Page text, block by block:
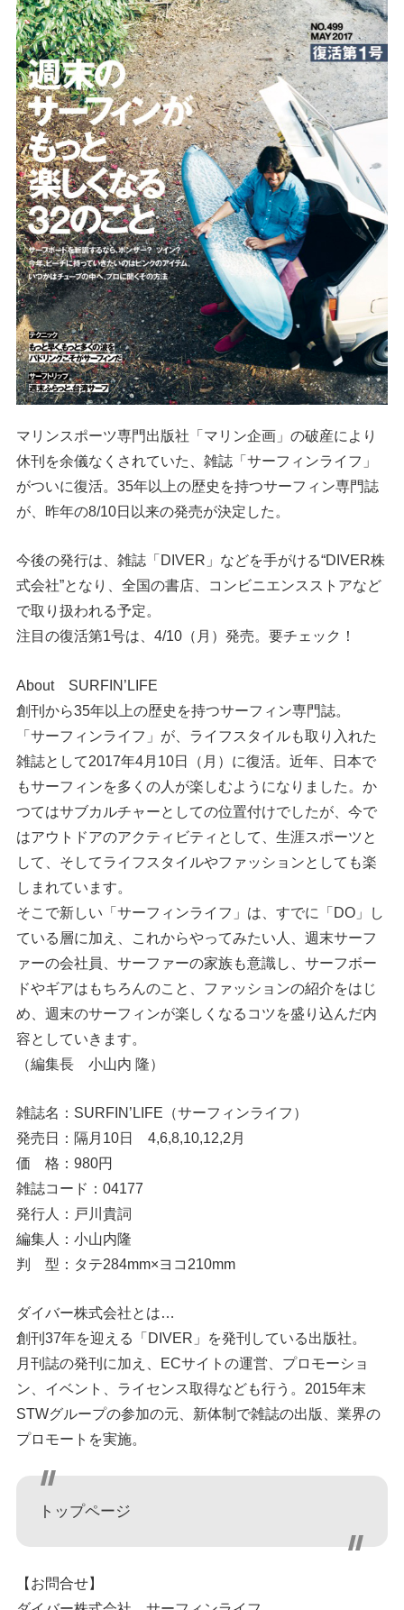
マリンスポーツ専門出版社「マリン企画」の破産により
休刊を余儀なくされていた、雑誌「サーフィンライフ」
がついに復活。35年以上の歴史を持つサーフィン専門誌
が、昨年の8/10日以来の発売が決定した。
今後の発行は、雑誌「DIVER」などを手がける“DIVER株
式会社”となり、全国の書店、コンビニエンスストアなど
で取り扱われる予定。
注目の復活第1号は、4/10（月）発売。要チェック！
About SURFIN’LIFE
創刊から35年以上の歴史を持つサーフィン専門誌。
「サーフィンライフ」が、ライフスタイルも取り入れた
雑誌として2017年4月10日（月）に復活。近年、日本で
もサーフィンを多くの人が楽しむようになりました。か
つてはサブカルチャーとしての位置付けでしたが、今で
はアウトドアのアクティビティとして、生涯スポーツと
して、そしてライフスタイルやファッションとしても楽
しまれています。
そこで新しい「サーフィンライフ」は、すでに「DO」し
ている層に加え、これからやってみたい人、週末サーフ
ァーの会社員、サーファーの家族も意識し、サーフボー
ドやギアはもちろんのこと、ファッションの紹介をはじ
め、週末のサーフィンが楽しくなるコツを盛り込んだ内
容としていきます。
（編集長 小山内 隆）
雑誌名：SURFIN’LIFE（サーフィンライフ）
発売日：隔月10日 4,6,8,10,12,2月
価 格：980円
雑誌コード：04177
発行人：戸川貴詞
編集人：小山内隆
判 型：タテ284mm×ヨコ210mm
ダイバー株式会社とは…
創刊37年を迎える「DIVER」を発刊している出版社。
月刊誌の発刊に加え、ECサイトの運営、プロモーショ
ン、イベント、ライセンス取得なども行う。2015年末
STWグループの参加の元、新体制で雑誌の出版、業界の
プロモートを実施。
トップページ
【お問合せ】